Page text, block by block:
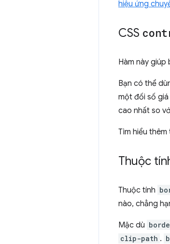
hiệu ứng
CSS
Hàm này
Bạn có thể
một đối số
cao nhất so
Tìm hiểu thêm
Thuộc
Thuộc tính
nào, chẳng
Mặc dù
clip-path .